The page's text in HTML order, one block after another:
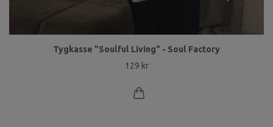
Tygkasse "Soulful Living" - Soul Factory
129 kr